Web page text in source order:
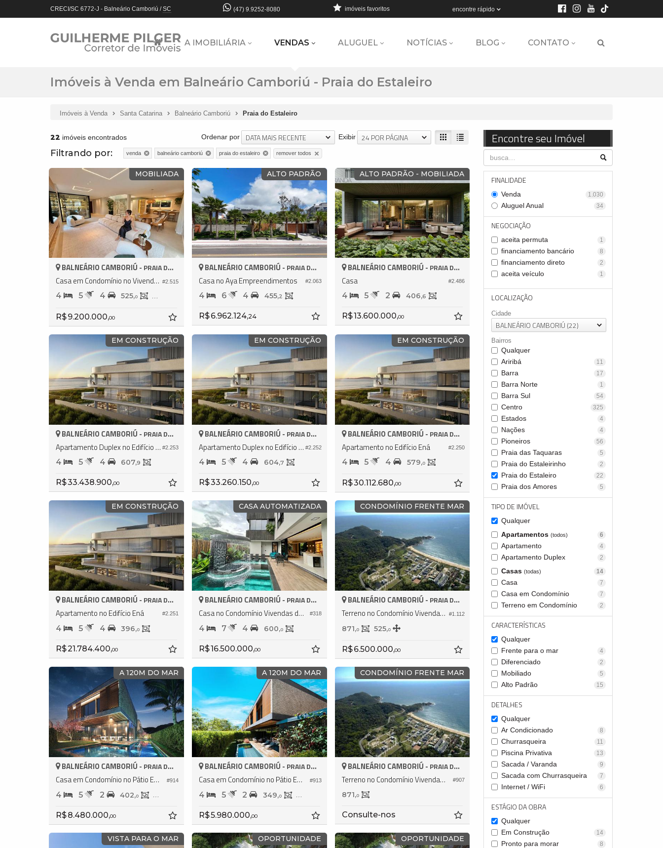
CRECI/SC 6772-J - Balneário Camboriú /SC (47) 9.9252-8080 encontre rápido
imóveis favoritos
A IMOBILIÁRIA VENDAS ALUGUEL NOTÍCIAS BLOG CONTATO
Imóveis à Venda em Balneário Camboriú - Praia do Estaleiro
Imóveis à Venda Santa Catarina Balneário Camboriú Praia do Estaleiro
Encontre seu Imóvel
FINALIDADE
Venda 1.030
Aluguel Anual 34
NEGOCIAÇÃO
aceita permuta 1
financiamento bancário 8
financiamento direto 2
aceita veículo 1
LOCALIZAÇÃO
Cidade
BALNEÁRIO CAMBORIÚ (22)
Bairros
Qualquer
Ariribá
11
Barra 17
Barra Norte 1
Barra Sul 54
Centro 325
Estados 4
Nações 4
Pioneiros 56
Praia das Taquaras 5
Praia do Estaleirinho 2
Praia do Estaleiro 22
Praia dos Amores 5
TIPO DE IMÓVEL
Qualquer
Apartamentos (todos) 6
Apartamento 4
Apartamento Duplex 2
Casas (todas) 14
Casa 7
Casa em Condomínio 7
Terreno em Condomínio 2
CARACTERÍSTICAS
Qualquer
Frente para o mar
4
Diferenciado 2
Mobiliado 5
Alto Padrão 15
DETALHES
Qualquer
Ar Condicionado
8
Churrasqueira 11
Piscina Privativa 13
Sacada / Varanda 9
Sacada com Churrasqueira 7
Internet / WiFi 6
ESTÁGIO DA OBRA
Qualquer
Em Construção
14
Pronto para morar 8
22 imóveis encontrados Exibir 24 POR PÁGINA
Ordenar por DATA MAIS RECENTE
Filtrando por: venda balneário camboriú praia do estaleiro remover todos
MOBILIADA
#2.515
BALNEÁRIO CAMBORIÚ - PRAIA DO ESTALEIRO
Casa em Condomínio no Vivendas do Atlântico
4 5 4 525,0 388,
R$ 9.200.000,00
ALTO PADRÃO
#2.063
BALNEÁRIO CAMBORIÚ - PRAIA DO ESTALEIRO
Casa no Aya Empreendimentos
4 6 4 455,2
R$ 6.962.124,24
ALTO PADRÃO - MOBILIADA
#2.486
BALNEÁRIO CAMBORIÚ - PRAIA DO ESTALEIRO
Casa
4 5 2 406,6
R$ 13.600.000,00
EM CONSTRUÇÃO
#2.253
BALNEÁRIO CAMBORIÚ - PRAIA DO ESTALEIRO
Apartamento Duplex no Edifício Ená
4 5 4 607,9
R$ 33.438.900,00
EM CONSTRUÇÃO
#2.252
BALNEÁRIO CAMBORIÚ - PRAIA DO ESTALEIRO
Apartamento Duplex no Edifício Ená
4 5 4 604,7
R$ 33.260.150,00
EM CONSTRUÇÃO
#2.250
BALNEÁRIO CAMBORIÚ - PRAIA DO ESTALEIRO
Apartamento no Edifício Ená
4 5 4 579,0
R$ 30.112.680,00
EM CONSTRUÇÃO
#2.251
BALNEÁRIO CAMBORIÚ - PRAIA DO ESTALEIRO
Apartamento no Edifício Ená
4 5 4 396,0
R$ 21.784.400,00
CASA AUTOMATIZADA
#318
BALNEÁRIO CAMBORIÚ - PRAIA DO ESTALEIRO
Casa no Condomínio Vivendas do Atlântico
4 7 4 600,0
R$ 16.500.000,00
CONDOMÍNIO FRENTE MAR
#1.112
BALNEÁRIO CAMBORIÚ - PRAIA DO ESTALEIRO
Terreno no Condomínio Vivendas do Atlântico
871,0 525,0
R$ 6.500.000,00
A 120M DO MAR
#914
BALNEÁRIO CAMBORIÚ - PRAIA DO ESTALEIRO
Casa em Condomínio no Pátio Estaleiro
4 5 2 402,0 344,
R$ 8.480.000,00
A 120M DO MAR
#913
BALNEÁRIO CAMBORIÚ - PRAIA DO ESTALEIRO
Casa em Condomínio no Pátio Estaleiro
4 5 2 349,0 298,
R$ 5.980.000,00
CONDOMÍNIO FRENTE MAR
#907
BALNEÁRIO CAMBORIÚ - PRAIA DO ESTALEIRO
Terreno no Condomínio Vivendas do Atlântico
871,0
Consulte-nos
VISTA PARA O MAR OPORTUNIDADE OPORTUNIDADE